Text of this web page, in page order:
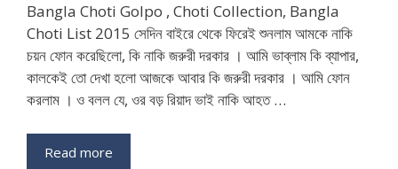
Bangla Choti Golpo , Choti Collection, Bangla
Choti List 2015 সেদিন বাইরে থেকে ফিরেই শুনলাম আমকে নাকি
চয়ন ফোন করেছিলো, কি নাকি জরুরী দরকার । আমি ভাব্লাম কি ব্যাপার,
কালকেই তো দেখা হলো আজকে আবার কি জরুরী দরকার । আমি ফোন
করলাম । ও বলল যে, ওর বড় রিয়াদ ভাই নাকি আহত …
Read more